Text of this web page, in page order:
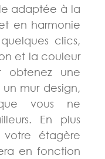
adaptée à la
en harmonie
clics,
et la couleur
une
mur design,
vous ne
En plus
étagère
en fonction